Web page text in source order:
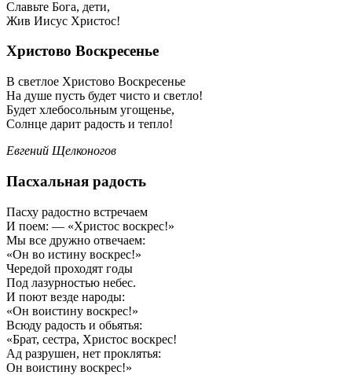
Славьте Бога, дети,
Жив Иисус Христос!
Христово Воскресенье
В светлое Христово Воскресенье
На душе пусть будет чисто и светло!
Будет хлебосольным угощенье,
Солнце дарит радость и тепло!
Евгений Щелконогов
Пасхальная радость
Пасху радостно встречаем
И поем: — «Христос воскрес!»
Мы все дружно отвечаем:
«Он во истину воскрес!»
Чередой проходят годы
Под лазурностью небес.
И поют везде народы:
«Он воистину воскрес!»
Всюду радость и обьятья:
«Брат, сестра, Христос воскрес!
Ад разрушен, нет проклятья:
Он воистину воскрес!»